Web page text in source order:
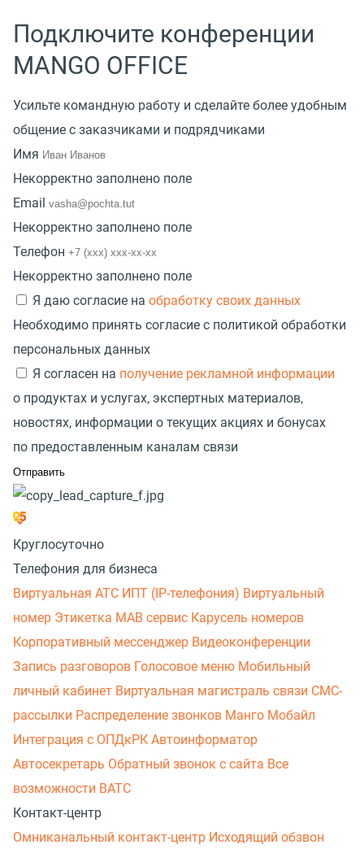
Подключите конференции
MANGO OFFICE
Усильте командную работу и сделайте более удобным
общение с заказчиками и подрядчиками
Имя
Некорректно заполнено поле
Email
Некорректно заполнено поле
Телефон
Некорректно заполнено поле
Я даю согласие на обработку своих данных
Необходимо принять согласие с политикой обработки
персональных данных
Я согласен на получение рекламной информации
о продуктах и услугах, экспертных материалов,
новостях, информации о текущих акциях и бонусах
по предоставленным каналам связи
Круглосуточно
Телефония для бизнеса
Виртуальная АТС ИПТ (IP-телефония) Виртуальный
номер Этикетка МАВ сервис Карусель номеров
Корпоративный мессенджер Видеоконференции
Запись разговоров Голосовое меню Мобильный
личный кабинет Виртуальная магистраль связи СМС-
рассылки Распределение звонков Манго Мобайл
Интеграция с ОПДкРК Автоинформатор
Автосекретарь Обратный звонок с сайта Все
возможности ВАТС
Контакт-центр
Омниканальный контакт-центр Исходящий обзвон